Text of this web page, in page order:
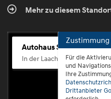
Mehr zu diesem
Autohaus Scherhag
In der Laach 76, 56072
Für die
und
Ihre
Drittanbieter